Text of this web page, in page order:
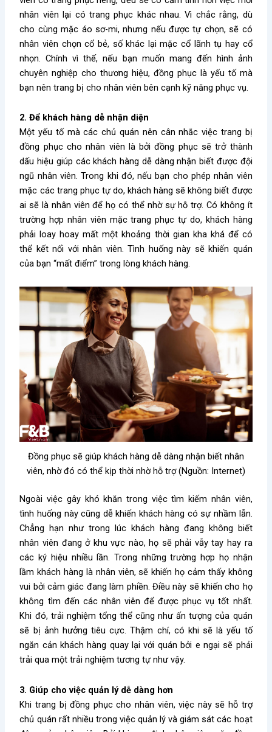
nhân viên lại có trang phục khác nhau. Vì chắc rằng, dù
cho cùng mặc áo sơ-mi, nhưng nếu được tự chọn, sẽ có
nhân viên chọn cổ bẻ, số khác lại mặc cổ lãnh tụ hay cổ
nhọn. Chính vì thế, nếu bạn muốn mang đến hình ảnh
chuyên nghiệp cho thương hiệu, đồng phục là yếu tố mà
bạn nên trang bị cho nhân viên bên cạnh kỹ năng phục vụ.
2. Để khách hàng dễ nhận diện
Một yếu tố mà các chủ quán nên cân nhắc việc trang bị
đồng phục cho nhân viên là bởi đồng phục sẽ trở thành
dấu hiệu giúp các khách hàng dễ dàng nhận biết được đội
ngũ nhân viên. Trong khi đó, nếu bạn cho phép nhân viên
mặc các trang phục tự do, khách hàng sẽ không biết được
ai sẽ là nhân viên để họ có thể nhờ sự hỗ trợ. Có không ít
trường hợp nhân viên mặc trang phục tự do, khách hàng
phải loay hoay mất một khoảng thời gian kha khá để có
thể kết nối với nhân viên. Tình huống này sẽ khiến quán
của bạn “mất điểm” trong lòng khách hàng.
Đồng phục sẽ giúp khách hàng dễ dàng nhận biết nhân
viên, nhờ đó có thể kịp thời nhờ hỗ trợ (Nguồn: Internet)
Ngoài việc gây khó khăn trong việc tìm kiếm nhân viên,
tình huống này cũng dễ khiến khách hàng có sự nhầm lẫn.
Chẳng hạn như trong lúc khách hàng đang không biết
nhân viên đang ở khu vực nào, họ sẽ phải vẫy tay hay ra
các ký hiệu nhiều lần. Trong những trường hợp họ nhận
lầm khách hàng là nhân viên, sẽ khiến họ cảm thấy không
vui bởi cảm giác đang làm phiền. Điều này sẽ khiến cho họ
không tìm đến các nhân viên để được phục vụ tốt nhất.
Khi đó, trải nghiệm tổng thể cũng như ấn tượng của quán
sẽ bị ảnh hưởng tiêu cực. Thậm chí, có khi sẽ là yếu tố
ngăn cản khách hàng quay lại với quán bởi e ngại sẽ phải
trải qua một trải nghiệm tương tự như vậy.
3. Giúp cho việc quản lý dễ dàng hơn
Khi trang bị đồng phục cho nhân viên, việc này sẽ hỗ trợ
chủ quán rất nhiều trong việc quản lý và giám sát các hoạt